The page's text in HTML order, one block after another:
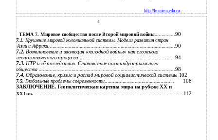
http://fe.miem.edu.ru
4
ТЕМА 7. Мировое сообщество после Второй мировой войны...............90
7.1. Крушение мировой колониальной системы. Модели развития стран
Азии и Африки.............................................................................................90
7.2. Возникновение и эволюция «холодной войны» как сложного
геополитического процесса ......................................................................94
7.3. НТР и её последствия. Становление постиндустриального
общества ....................................................................................................98
7.4. Образование, кризис и распад мировой социалистической системы 102
7.5. Глобальные проблемы современности...................................................
108
ЗАКЛЮЧЕНИЕ. Геополитическая картина мира на рубеже XX и
XXI вв..............................................................................................................112